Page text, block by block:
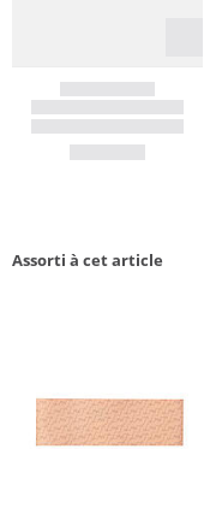
Assorti à cet article